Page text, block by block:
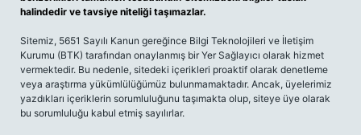
halindedir ve tavsiye niteliği taşımazlar.
Sitemiz, 5651 Sayılı Kanun gereğince Bilgi Teknolojileri ve İletişim
Kurumu (BTK) tarafından onaylanmış bir Yer Sağlayıcı olarak hizmet
vermektedir. Bu nedenle, sitedeki içerikleri proaktif olarak denetleme
veya araştırma yükümlülüğümüz bulunmamaktadır. Ancak, üyelerimiz
yazdıkları içeriklerin sorumluluğunu taşımakta olup, siteye üye olarak
bu sorumluluğu kabul etmiş sayılırlar.